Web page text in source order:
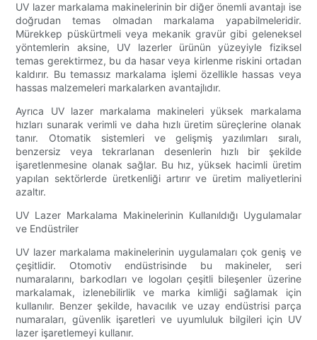
UV lazer markalama makinelerinin bir diğer önemli avantajı ise
doğrudan temas olmadan markalama yapabilmeleridir.
Mürekkep püskürtmeli veya mekanik gravür gibi geleneksel
yöntemlerin aksine, UV lazerler ürünün yüzeyiyle fiziksel
temas gerektirmez, bu da hasar veya kirlenme riskini ortadan
kaldırır. Bu temassız markalama işlemi özellikle hassas veya
hassas malzemeleri markalarken avantajlıdır.
Ayrıca UV lazer markalama makineleri yüksek markalama
hızları sunarak verimli ve daha hızlı üretim süreçlerine olanak
tanır. Otomatik sistemleri ve gelişmiş yazılımları sıralı,
benzersiz veya tekrarlanan desenlerin hızlı bir şekilde
işaretlenmesine olanak sağlar. Bu hız, yüksek hacimli üretim
yapılan sektörlerde üretkenliği artırır ve üretim maliyetlerini
azaltır.
UV Lazer Markalama Makinelerinin Kullanıldığı Uygulamalar
ve Endüstriler
UV lazer markalama makinelerinin uygulamaları çok geniş ve
çeşitlidir. Otomotiv endüstrisinde bu makineler, seri
numaralarını, barkodları ve logoları çeşitli bileşenler üzerine
markalamak, izlenebilirlik ve marka kimliği sağlamak için
kullanılır. Benzer şekilde, havacılık ve uzay endüstrisi parça
numaraları, güvenlik işaretleri ve uyumluluk bilgileri için UV
lazer işaretlemeyi kullanır.